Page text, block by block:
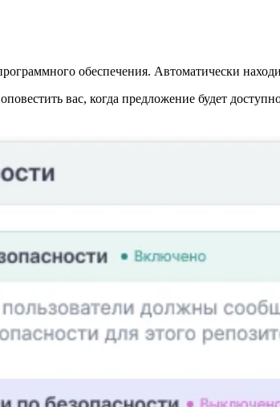
обеспечения. Автоматически
вас, когда предложение будет